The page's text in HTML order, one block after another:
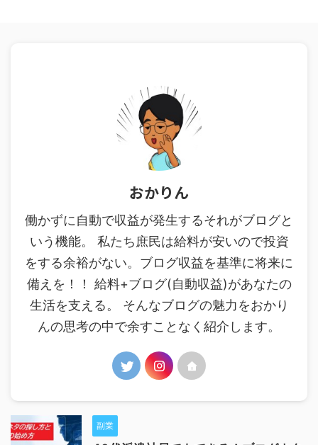
おかりん
働かずに自動で収益が発生するそれがブログと
いう機能。 私たち庶民は給料が安いので投資
をする余裕がない。ブログ収益を基準に将来に
備えを！！ 給料+ブログ(自動収益)があなたの
生活を支える。 そんなブログの魅力をおかり
んの思考の中で余すことなく紹介します。
副業